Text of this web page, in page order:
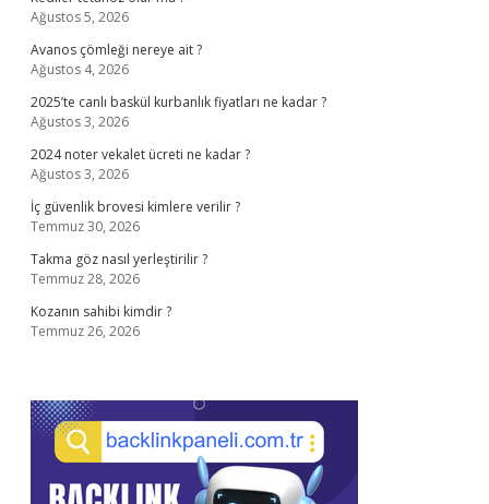
Ağustos 5, 2026
Avanos çömleği nereye ait ?
Ağustos 4, 2026
2025’te canlı baskül kurbanlık fiyatları ne kadar ?
Ağustos 3, 2026
2024 noter vekalet ücreti ne kadar ?
Ağustos 3, 2026
İç güvenlik brovesi kimlere verilir ?
Temmuz 30, 2026
Takma göz nasıl yerleştirilir ?
Temmuz 28, 2026
Kozanın sahibi kimdir ?
Temmuz 26, 2026